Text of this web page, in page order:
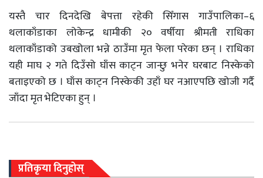
यस्तै चार दिनदेखि बेपत्ता रहेकी सिँगास गाउँपालिका–६
थलाकाँडाका लोकेन्द्र धामीकी २० वर्षीया श्रीमती राधिका
थलाकाँडाको उबखोला भन्ने ठाउँमा मृत फेला परेका छन् । राधिका
यही माघ २ गते दिउँसो घाँस काट्न जान्छु भनेर घरबाट निस्केको
बताइएको छ । घाँस काट्न निस्केकी उहाँ घर नआएपछि खोजी गर्दै
जाँदा मृत भेटिएका हुन् ।
प्रतिकृया दिनुहोस्